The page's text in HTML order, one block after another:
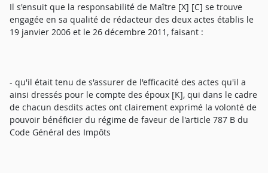
Il s'ensuit que la responsabilité de Maître [X] [C] se trouve
engagée en sa qualité de rédacteur des deux actes établis le
19 janvier 2006 et le 26 décembre 2011, faisant :
- qu'il était tenu de s'assurer de l'efficacité des actes qu'il a
ainsi dressés pour le compte des époux [K], qui dans le cadre
de chacun desdits actes ont clairement exprimé la volonté de
pouvoir bénéficier du régime de faveur de l'article 787 B du
Code Général des Impôts